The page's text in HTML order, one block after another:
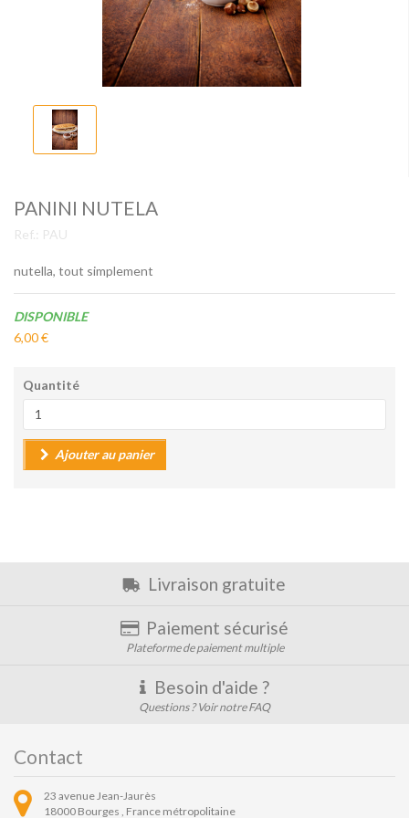
PANINI NUTELA
Ref.: PAU
nutella, tout simplement
Disponibilité:
DISPONIBLE
6,00 €
Quantité
Ajouter au panier
Livraison gratuite
Paiement sécurisé
Plateforme de paiement multiple
Besoin d'aide ?
Questions ? Voir notre FAQ
Contact
23 avenue Jean-Jaurès
18000 Bourges , France métropolitaine